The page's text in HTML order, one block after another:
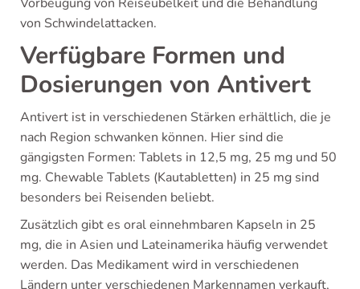
von Schwindelattacken.
Verfügbare Formen und
Dosierungen von Antivert
Antivert ist in verschiedenen Stärken erhältlich, die je
nach Region schwanken können. Hier sind die
gängigsten Formen: Tablets in 12,5 mg, 25 mg und 50
mg. Chewable Tablets (Kautabletten) in 25 mg sind
besonders bei Reisenden beliebt.
Zusätzlich gibt es oral einnehmbaren Kapseln in 25
mg, die in Asien und Lateinamerika häufig verwendet
werden. Das Medikament wird in verschiedenen
Ländern unter verschiedenen Markennamen verkauft,